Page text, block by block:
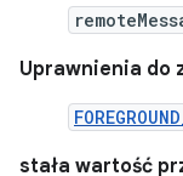
Uprawnienia do
stała wartość